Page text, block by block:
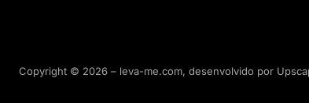
Copyright © 2026 – leva-me.com, desenvolvido por